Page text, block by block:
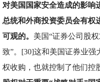
对美国国家安全造成的影响
总统和外商投资委员会有权
可观的。 美国“证券公司股
致”。[30]这和美国证券业
权收购，也就控制了他们控